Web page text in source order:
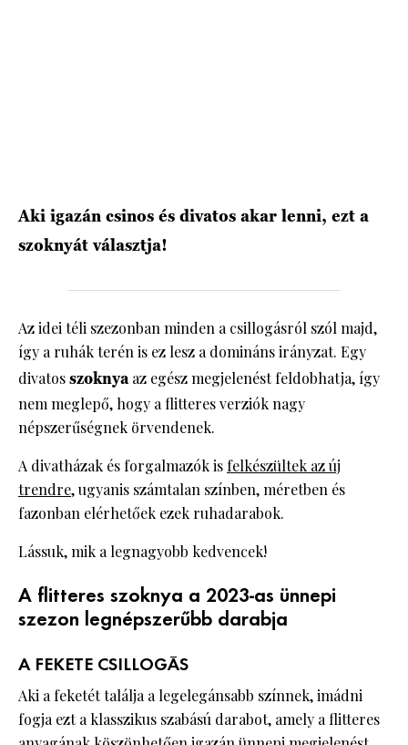
Aki igazán csinos és divatos akar lenni, ezt a
szoknyát választja!
Az idei téli szezonban minden a csillogásról szól majd,
így a ruhák terén is ez lesz a domináns irányzat. Egy
divatosszoknyaaz egész megjelenést feldobhatja, így
nem meglepő, hogy a flitteres verziók nagy
népszerűségnek örvendenek.
A divatházak és forgalmazók is felkészültek az új
trendre, ugyanis számtalan színben, méretben és
fazonban elérhetőek ezek ruhadarabok.
Lássuk, mik a legnagyobb kedvencek!
A flitteres szoknya a 2023-as ünnepi
szezon legnépszerűbb darabja
A FEKETE CSILLOGÁS
Aki a feketét találja a legelegánsabb színnek, imádni
fogja ezt a klasszikus szabású darabot, amely a flitteres